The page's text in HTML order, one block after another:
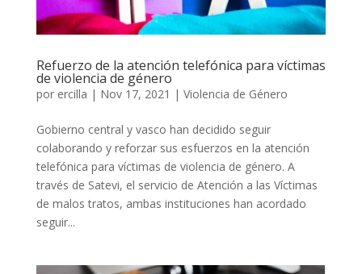
Refuerzo de la atención telefónica para víctimas
de violencia de género
por ercilla | Nov 17, 2021 | Violencia de Género
Gobierno central y vasco han decidido seguir
colaborando y reforzar sus esfuerzos en la atención
telefónica para víctimas de violencia de género. A
través de Satevi, el servicio de Atención a las Víctimas
de malos tratos, ambas instituciones han acordado
seguir...